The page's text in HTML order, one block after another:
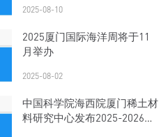
2025-08-10
2025厦门国际海洋周将于11
月举办
2025-08-02
中国科学院海西院厦门稀土材
料研究中心发布2025-2026年